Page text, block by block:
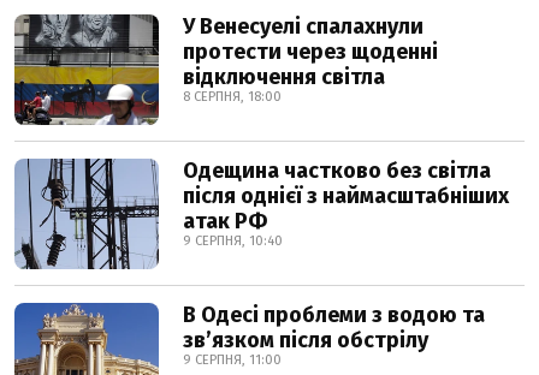
У Венесуелі спалахнули
протести через щоденні
відключення світла
8 СЕРПНЯ, 18:00
Одещина частково без світла
після однієї з наймасштабніших
атак РФ
9 СЕРПНЯ, 10:40
В Одесі проблеми з водою та
звʼязком після обстрілу
9 СЕРПНЯ, 11:00